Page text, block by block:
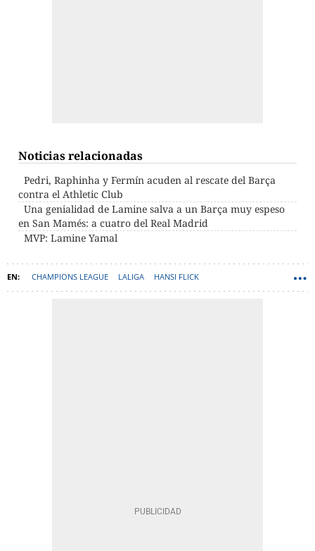
Noticias relacionadas
Pedri, Raphinha y Fermín acuden al rescate del Barça
contra el Athletic Club
Una genialidad de Lamine salva a un Barça muy espeso
en San Mamés: a cuatro del Real Madrid
MVP: Lamine Yamal
CHAMPIONS LEAGUE LALIGA HANSI FLICK